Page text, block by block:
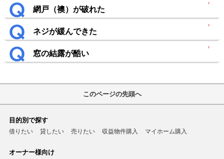
網戸（襖）が破れた
ネジが緩んできた
窓の結露が酷い
このページの先頭へ
目的別で探す
借りたい 貸したい 売りたい 収益物件購入 マイホーム購入
オーナー様向け